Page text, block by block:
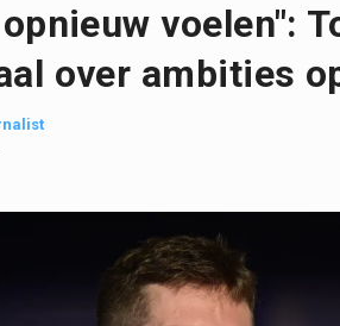
voelen":
over ambities